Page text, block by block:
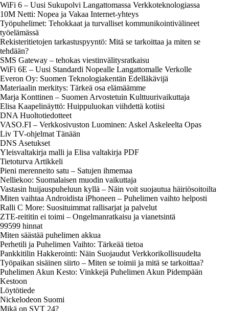
WiFi 6 – Uusi Sukupolvi Langattomassa Verkkoteknologiassa
10M Netti: Nopea ja Vakaa Internet-yhteys
Työpuhelimet: Tehokkaat ja turvalliset kommunikointivälineet
työelämässä
Rekisteritietojen tarkastuspyyntö: Mitä se tarkoittaa ja miten se
tehdään?
SMS Gateway – tehokas viestinvälitysratkaisu
WiFi 6E – Uusi Standardi Nopealle Langattomalle Verkolle
Everon Oy: Suomen Teknologiakentän Edelläkävijä
Materiaalin merkitys: Tärkeä osa elämäämme
Marja Konttinen – Suomen Arvostetuin Kulttuurivaikuttaja
Elisa Kaapelinäyttö: Huippuluokan viihdettä kotiisi
DNA Huoltotiedotteet
VASO.FI – Verkkosivuston Luominen: Askel Askeleelta Opas
Liv TV-ohjelmat Tänään
DNS Asetukset
Yleisvaltakirja malli ja Elisa valtakirja PDF
Tietoturva Artikkeli
Pieni merenneito satu – Satujen ihmemaa
Nelliekoo: Suomalaisen muodin vaikuttaja
Vastasin huijauspuheluun kyllä – Näin voit suojautua häiriösoitoilta
Miten vaihtaa Androidista iPhoneen – Puhelimen vaihto helposti
Ralli C More: Suosituimmat rallisarjat ja palvelut
ZTE-reititin ei toimi – Ongelmanratkaisu ja vianetsintä
99599 hinnat
Miten säästää puhelimen akkua
Perhetili ja Puhelimen Vaihto: Tärkeää tietoa
Pankkitilin Hakkerointi: Näin Suojaudut Verkkorikollisuudelta
Työpaikan sisäinen siirto – Miten se toimii ja mitä se tarkoittaa?
Puhelimen Akun Kesto: Vinkkejä Puhelimen Akun Pidempään
Kestoon
Löytötiede
Nickelodeon Suomi
Mikä on SVT 24?